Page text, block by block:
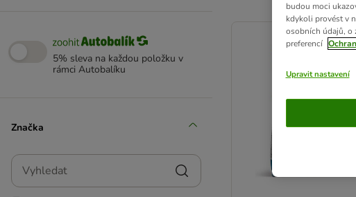
Kavalír King Charles španěl
Kokršpaněl
Labrador
Mops
Pomeranian
Pudl
5% sleva na každou položku v
rámci Autobalíku
Značka
Vyhledat
product items have been
budou moci
kdykoli provést v
osobních údajů, o
preferencí
Upravit nastavení